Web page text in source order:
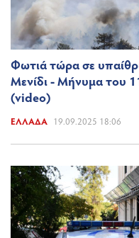
Φωτιά τώρα σε
Μενίδι - Μήνυμα του
(video)
ΕΛΛΆΔΑ 19.09.2025 18:06